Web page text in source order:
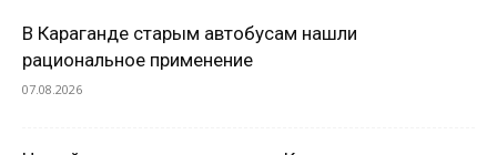
В Караганде старым автобусам нашли
рациональное применение
07.08.2026